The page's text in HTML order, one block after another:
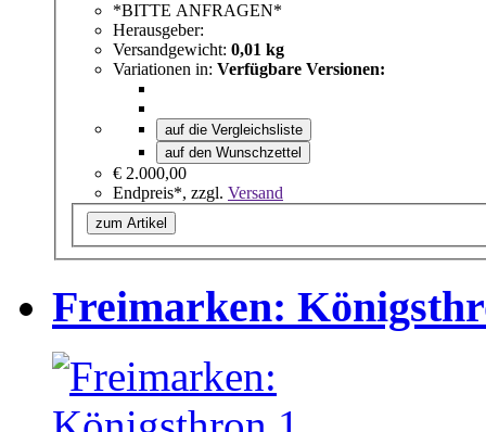
*BITTE ANFRAGEN*
Herausgeber:
Versandgewicht: 0,01 kg
Variationen in: Verfügbare Versionen:
auf die Vergleichsliste
auf den Wunschzettel
€ 2.000,00
Endpreis*, zzgl. Versand
zum Artikel
Freimarken: